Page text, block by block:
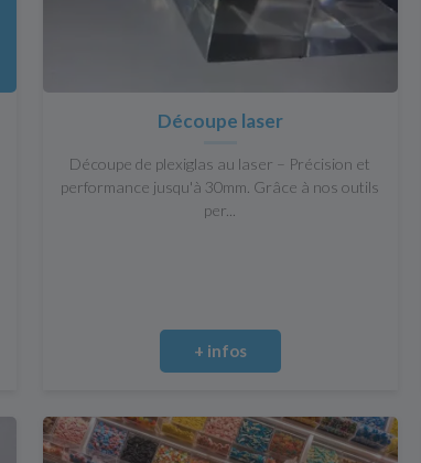
Découpe laser
Découpe de plexiglas au laser – Précision et
performance jusqu'à 30mm. Grâce à nos outils
per...
+ infos